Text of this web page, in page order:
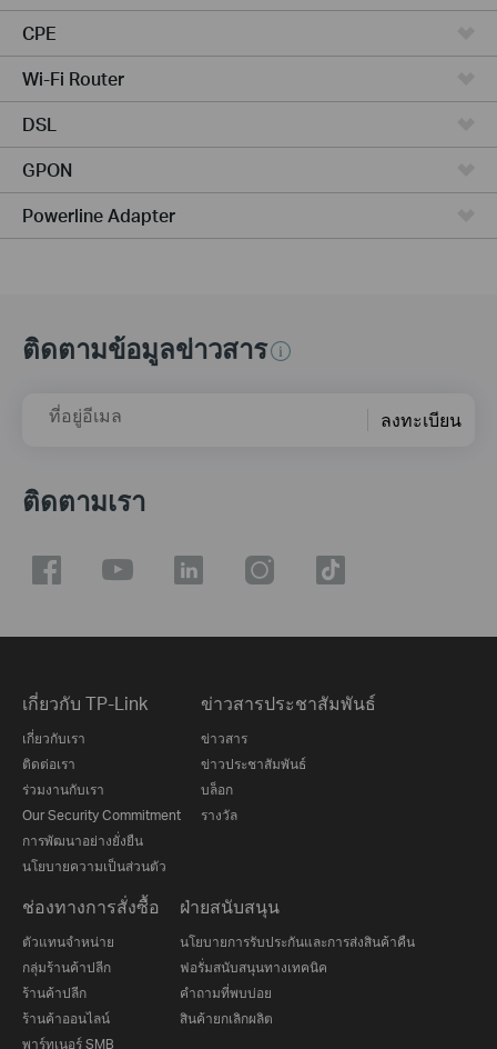
CPE
Wi-Fi Router
DSL
GPON
Powerline Adapter
ติดตามข้อมูลข่าวสาร
ที่อยู่อีเมล ลงทะเบียน
ติดตามเรา
เกี่ยวกับ TP-Link
เกี่ยวกับเรา
ติดต่อเรา
ร่วมงานกับเรา
Our Security Commitment
การพัฒนาอย่างยั่งยืน
นโยบายความเป็นส่วนตัว
ข่าวสารประชาสัมพันธ์
ข่าวสาร
ข่าวประชาสัมพันธ์
บล็อก
รางวัล
ช่องทางการสั่งซื้อ
ตัวแทนจำหน่าย
กลุ่มร้านค้าปลีก
ร้านค้าปลีก
ร้านค้าออนไลน์
พาร์ทเนอร์ SMB
ฝ่ายสนับสนุน
นโยบายการรับประกันและการส่งสินค้าคืน
ฟอรั่มสนับสนุนทางเทคนิค
คำถามที่พบบ่อย
สินค้ายกเลิกผลิต